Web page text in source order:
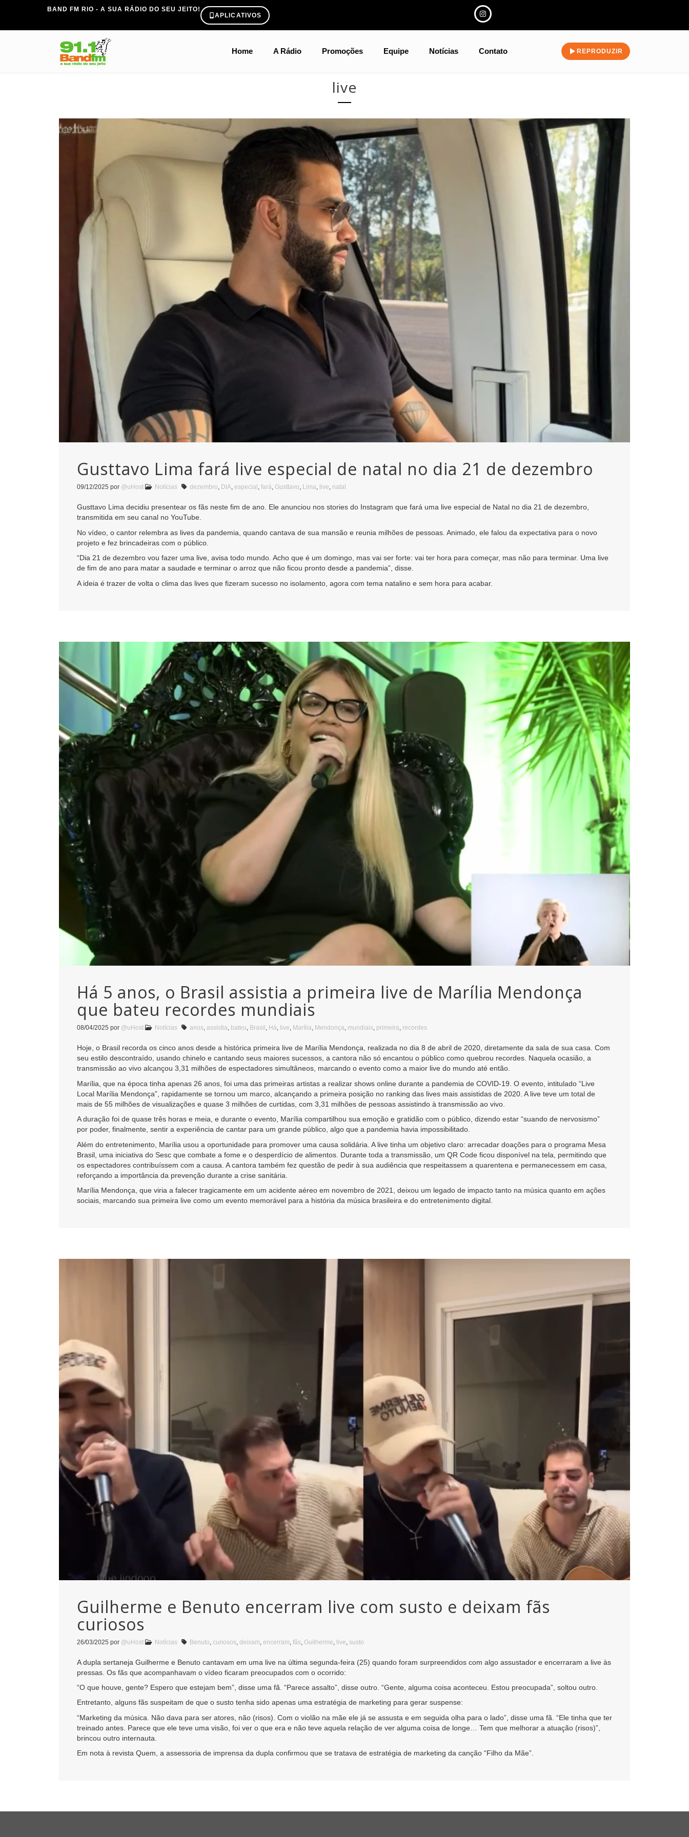
BAND FM RIO - A SUA RÁDIO DO SEU JEITO!
APLICATIVOS
Home A Rádio Promoções Equipe Notícias Contato REPRODUZIR
live
Gusttavo Lima fará live especial de natal no dia 21 de dezembro
09/12/2025 por @uHost Notícias dezembro, DIA, especial , fará, Gusttavo, Lima, live, natal
Gusttavo Lima decidiu presentear os fãs neste fim de ano. Ele anunciou nos stories do Instagram que fará uma live especial de Natal no dia 21 de dezembro,
transmitida em seu canal no YouTube.
No vídeo, o cantor relembra as lives da pandemia, quando cantava de sua mansão e reunia milhões de pessoas. Animado, ele falou da expectativa para o novo
projeto e fez brincadeiras com o público.
“Dia 21 de dezembro vou fazer uma live, avisa todo mundo. Acho que é um domingo, mas vai ser forte: vai ter hora para começar, mas não para terminar. Uma live
de fim de ano para matar a saudade e terminar o arroz que não ficou pronto desde a pandemia”, disse.
A ideia é trazer de volta o clima das lives que fizeram sucesso no isolamento, agora com tema natalino e sem hora para acabar.
Há 5 anos, o Brasil assistia a primeira live de Marília Mendonça
que bateu recordes mundiais
08/04/2025 por @uHost Notícias anos, assistia, bateu, Brasil , Há, live, Marília, Mendonça, mundiais, primeira, recordes
Hoje, o Brasil recorda os cinco anos desde a histórica primeira live de Marília Mendonça, realizada no dia 8 de abril de 2020, diretamente da sala de sua casa. Com
seu estilo descontraído, usando chinelo e cantando seus maiores sucessos, a cantora não só encantou o público como quebrou recordes. Naquela ocasião, a
transmissão ao vivo alcançou 3,31 milhões de espectadores simultâneos, marcando o evento como a maior live do mundo até então.
Marília, que na época tinha apenas 26 anos, foi uma das primeiras artistas a realizar shows online durante a pandemia de COVID-19. O evento, intitulado “Live
Local Marília Mendonça”, rapidamente se tornou um marco, alcançando a primeira posição no ranking das lives mais assistidas de 2020. A live teve um total de
mais de 55 milhões de visualizações e quase 3 milhões de curtidas, com 3,31 milhões de pessoas assistindo à transmissão ao vivo.
A duração foi de quase três horas e meia, e durante o evento, Marília compartilhou sua emoção e gratidão com o público, dizendo estar “suando de nervosismo”
por poder, finalmente, sentir a experiência de cantar para um grande público, algo que a pandemia havia impossibilitado.
Além do entretenimento, Marília usou a oportunidade para promover uma causa solidária. A live tinha um objetivo claro: arrecadar doações para o programa Mesa
Brasil, uma iniciativa do Sesc que combate a fome e o desperdício de alimentos. Durante toda a transmissão, um QR Code ficou disponível na tela, permitindo que
os espectadores contribuíssem com a causa. A cantora também fez questão de pedir à sua audiência que respeitassem a quarentena e permanecessem em casa,
reforçando a importância da prevenção durante a crise sanitária.
Marília Mendonça, que viria a falecer tragicamente em um acidente aéreo em novembro de 2021, deixou um legado de impacto tanto na música quanto em ações
sociais, marcando sua primeira live como um evento memorável para a história da música brasileira e do entretenimento digital.
Guilherme e Benuto encerram live com susto e deixam fãs
curiosos
26/03/2025 por @uHost Notícias Benuto curiosos deixam encerram fãs Guilherme live susto
A dupla sertaneja Guilherme e Benuto cantavam em uma live na última segunda-feira (25) quando foram surpreendidos com algo assustador e encerraram a live às
pressas. Os fãs que acompanhavam o vídeo ficaram preocupados com o ocorrido:
“O que houve, gente? Espero que estejam bem”, disse uma fã. “Parece assalto”, disse outro. “Gente, alguma coisa aconteceu. Estou preocupada”, soltou outro.
Entretanto, alguns fãs suspeitam de que o susto tenha sido apenas uma estratégia de marketing para gerar suspense:
“Marketing da música. Não dava para ser atores, não (risos). Com o violão na mãe ele já se assusta e em seguida olha para o lado”, disse uma fã. “Ele tinha que ter
treinado antes. Parece que ele teve uma visão, foi ver o que era e não teve aquela relação de ver alguma coisa de longe… Tem que melhorar a atuação (risos)”,
brincou outro internauta.
Em nota à revista Quem, a assessoria de imprensa da dupla confirmou que se tratava de estratégia de marketing da canção “Filho da Mãe”.